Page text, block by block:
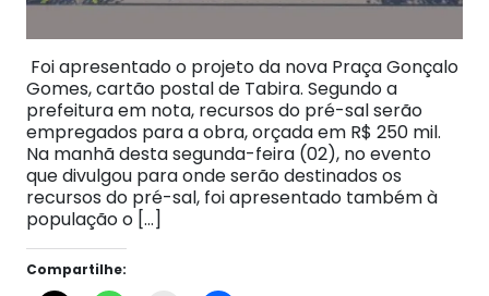
Foi apresentado o projeto da nova Praça Gonçalo
Gomes, cartão postal de Tabira. Segundo a
prefeitura em nota, recursos do pré-sal serão
empregados para a obra, orçada em R$ 250 mil.
Na manhã desta segunda-feira (02), no evento
que divulgou para onde serão destinados os
recursos do pré-sal, foi apresentado também à
população o […]
Compartilhe: